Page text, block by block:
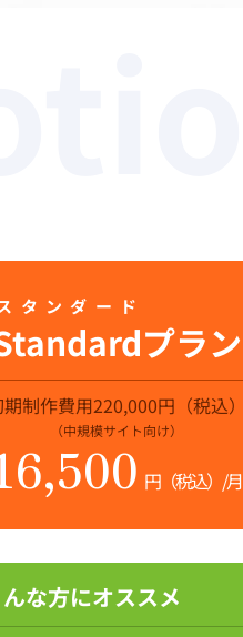
タンダード
プラン
制作費用220,000円（税込）
（中規模サイト向け）
円（税込）/月
んな方にオススメ